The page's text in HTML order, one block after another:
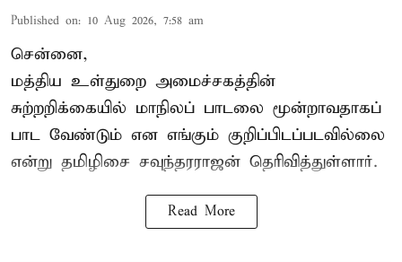
Published on: 10 Aug 2026, 7:58 am
சென்னை,
மத்திய உள்துறை அமைச்சகத்தின்
சுற்றறிக்கையில் மாநிலப் பாடலை மூன்றாவதாகப்
பாட வேண்டும் என எங்கும் குறிப்பிடப்படவில்லை
என்று தமிழிசை சவுந்தரராஜன் தெரிவித்துள்ளார்.
Read More